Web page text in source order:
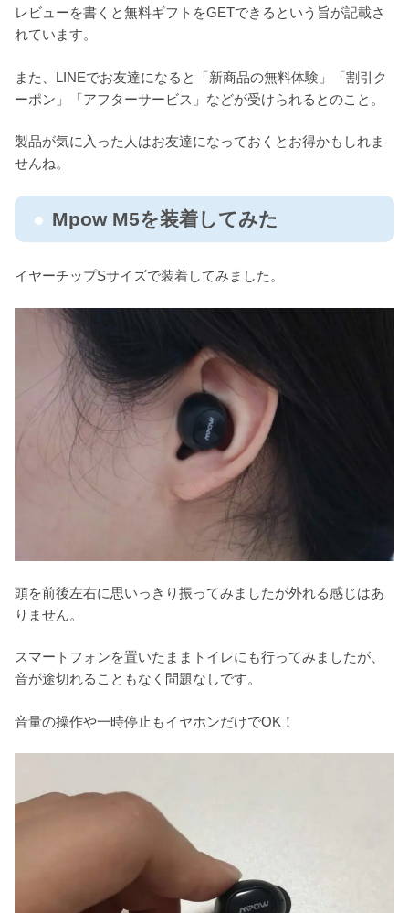
レビューを書くと無料ギフトをGETできるという旨が記載さ
れています。
また、LINEでお友達になると「新商品の無料体験」「割引ク
ーポン」「アフターサービス」などが受けられるとのこと。
製品が気に入った人はお友達になっておくとお得かもしれま
せんね。
Mpow M5を装着してみた
イヤーチップSサイズで装着してみました。
頭を前後左右に思いっきり振ってみましたが外れる感じはあ
りません。
スマートフォンを置いたままトイレにも行ってみましたが、
音が途切れることもなく問題なしです。
音量の操作や一時停止もイヤホンだけでOK！